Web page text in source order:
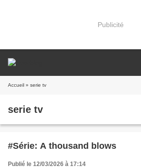
Publicité
Accueil » serie tv
serie tv
#Série: A thousand blows
Publié le 12/03/2026 à 17:14